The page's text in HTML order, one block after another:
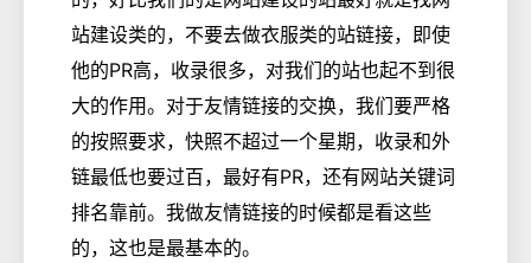
站建设类的，不要去做衣服类的站链接，即使
他的PR高，收录很多，对我们的站也起不到很
大的作用。对于友情链接的交换，我们要严格
的按照要求，快照不超过一个星期，收录和外
链最低也要过百，最好有PR，还有网站关键词
排名靠前。我做友情链接的时候都是看这些
的，这也是最基本的。